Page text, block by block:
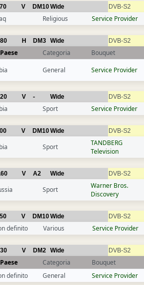
V DM10Wide DVB-S2
Religious Service Provider
H DM3 Wide DVB-S2
Paese Categoria Bouquet
General Service Provider
V - Wide DVB-S2
Sport Service Provider
V DM10Wide DVB-S2
Sport
TANDBERG
Television
V A2 Wide DVB-S2
Sport
Warner Bros.
Discovery
V DM10Wide DVB-S2
definito Various Service Provider
V DM2 Wide DVB-S2
Paese Categoria Bouquet
definito General Service Provider